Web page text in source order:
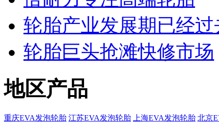
轮胎产业发展期已经过
轮胎巨头抢滩快修市场
地区产品
重庆EVA发泡轮胎 江苏EVA发泡轮胎 上海EVA发泡轮胎 北京